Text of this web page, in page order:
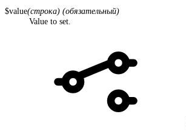
$value(строка) (обязательный)
Value to set.